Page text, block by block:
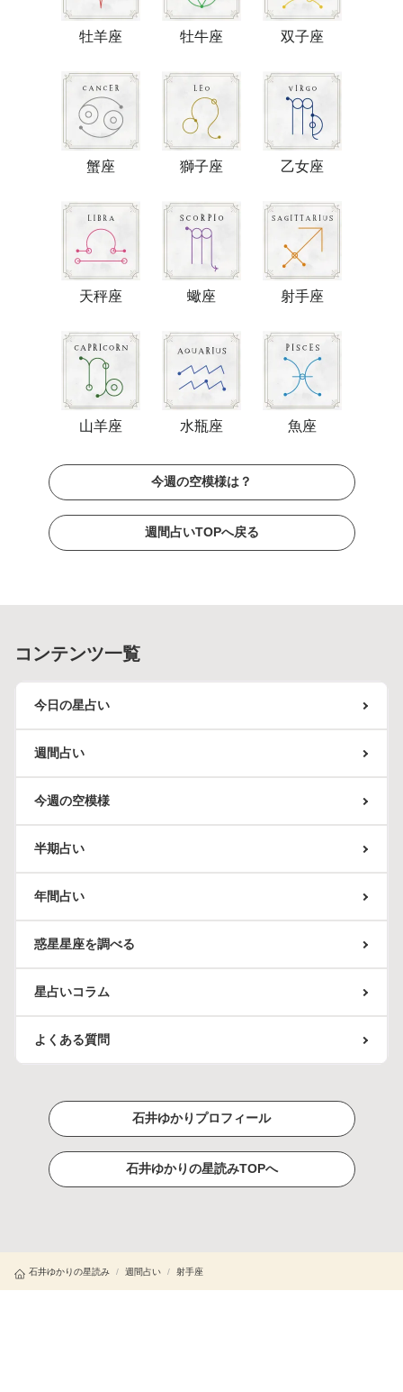
牡羊座 牡牛座 双子座
蟹座 獅子座 乙女座
天秤座 蠍座 射手座
山羊座 水瓶座 魚座
今週の空模様は？
週間占いTOPへ戻る
コンテンツ一覧
今日の星占い
週間占い
今週の空模様
半期占い
年間占い
惑星星座を調べる
星占いコラム
よくある質問
石井ゆかりプロフィール
石井ゆかりの星読みTOPへ
石井ゆかりの星読み / 週間占い / 射手座